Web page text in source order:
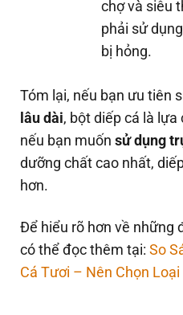
chợ và siêu
phải sử
bị hỏng.
Tóm lại, nếu bạn ưu tiên
lâu dài, bột diếp cá là
nếu bạn muốn sử dụng
dưỡng chất cao nhất,
hơn.
Để hiểu rõ hơn về những
có thể đọc thêm tại: So
Cá Tươi – Nên Chọn Loại